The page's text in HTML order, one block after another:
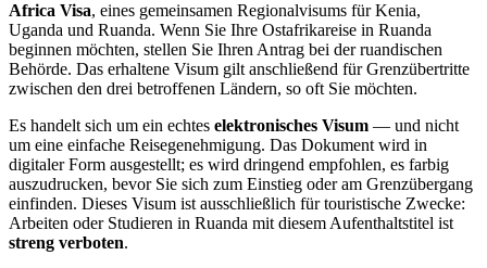
Africa Visa, eines gemeinsamen Regionalvisums für Kenia,
Uganda und Ruanda. Wenn Sie Ihre Ostafrikareise in Ruanda
beginnen möchten, stellen Sie Ihren Antrag bei der ruandischen
Behörde. Das erhaltene Visum gilt anschließend für Grenzübertritte
zwischen den drei betroffenen Ländern, so oft Sie möchten.
Es handelt sich um ein echtes elektronisches Visum — und nicht
um eine einfache Reisegenehmigung. Das Dokument wird in
digitaler Form ausgestellt; es wird dringend empfohlen, es farbig
auszudrucken, bevor Sie sich zum Einstieg oder am Grenzübergang
einfinden. Dieses Visum ist ausschließlich für touristische Zwecke:
Arbeiten oder Studieren in Ruanda mit diesem Aufenthaltstitel ist
streng verboten.